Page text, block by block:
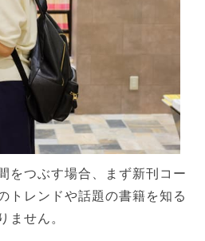
をつぶす場合、まず新刊コー
トレンドや話題の書籍を知る
ません。